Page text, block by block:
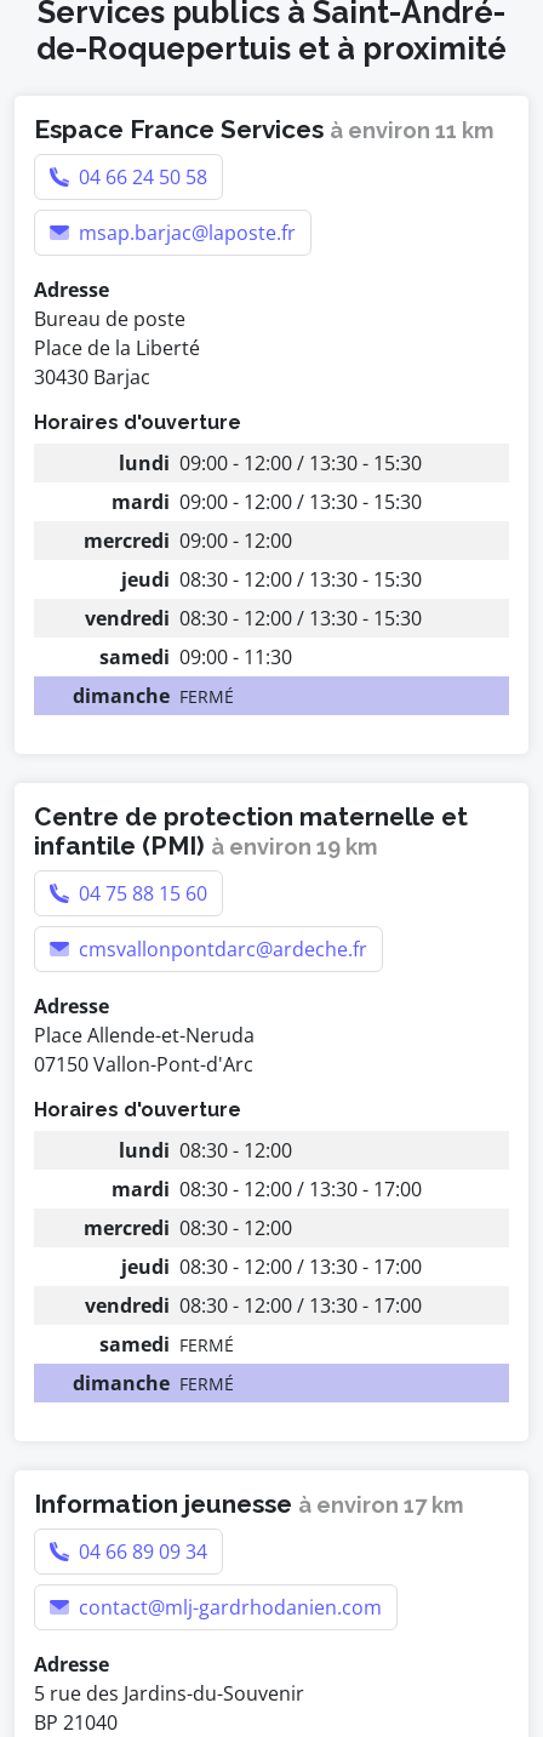
Services publics à Saint-André-
de-Roquepertuis et à proximité
Espace France Services à environ 11 km
04 66 24 50 58
msap.barjac@laposte.fr
Adresse
Bureau de poste
Place de la Liberté
30430 Barjac
Horaires d'ouverture
lundi 09:00 - 12:00 / 13:30 - 15:30
mardi 09:00 - 12:00 / 13:30 - 15:30
mercredi 09:00 - 12:00
jeudi 08:30 - 12:00 / 13:30 - 15:30
vendredi 08:30 - 12:00 / 13:30 - 15:30
samedi 09:00 - 11:30
dimanche FERMÉ
Centre de protection maternelle et
infantile (PMI) à environ 19 km
04 75 88 15 60
cmsvallonpontdarc@ardeche.fr
Adresse
Place Allende-et-Neruda
07150 Vallon-Pont-d'Arc
Horaires d'ouverture
lundi 08:30 - 12:00
mardi 08:30 - 12:00 / 13:30 - 17:00
mercredi 08:30 - 12:00
jeudi 08:30 - 12:00 / 13:30 - 17:00
vendredi 08:30 - 12:00 / 13:30 - 17:00
samedi FERMÉ
dimanche FERMÉ
Information jeunesse à environ 17 km
04 66 89 09 34
contact@mlj-gardrhodanien.com
Adresse
5 rue des Jardins-du-Souvenir
BP 21040